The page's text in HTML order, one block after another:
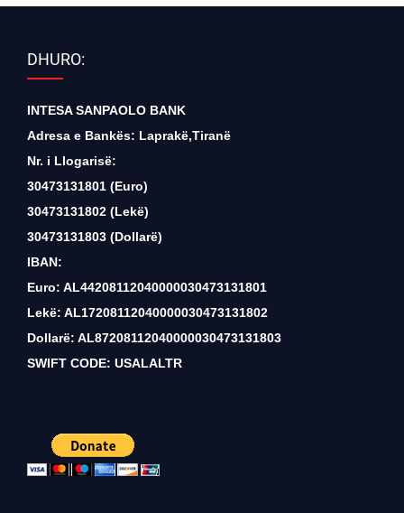
DHURO:
INTESA SANPAOLO BANK
Adresa e Bankës: Laprakë,Tiranë
Nr. i Llogarisë:
30473131801 (Euro)
30473131802 (Lekë)
30473131803 (Dollarë)
IBAN:
Euro: AL44208112040000030473131801
Lekë: AL17208112040000030473131802
Dollarë: AL87208112040000030473131803
SWIFT CODE: USALALTR